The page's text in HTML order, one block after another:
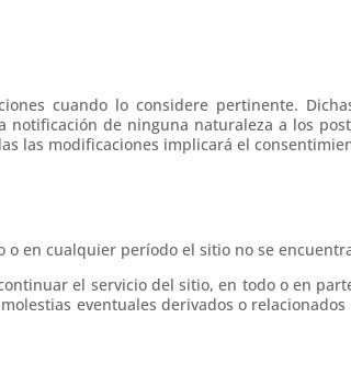
cuando lo considere pertinente.
de ninguna naturaleza a los
las modificaciones implicará el
o en cualquier período el sitio no se
el servicio del sitio, en todo o en
eventuales derivados o